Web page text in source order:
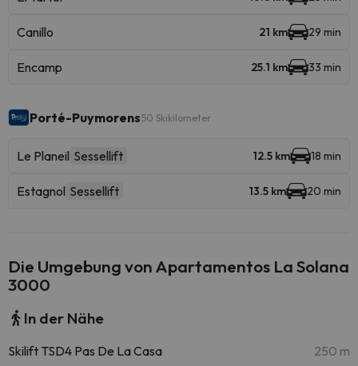
Canillo 21 km 29 min
Encamp 25.1 km 33 min
Porté-Puymorens 50 Skikilometer
Le Planeil Sessellift 12.5 km 18 min
Estagnol Sessellift 13.5 km 20 min
Die Umgebung von Apartamentos La Solana
3000
In der Nähe
Skilift TSD4 Pas De La Casa 250 m